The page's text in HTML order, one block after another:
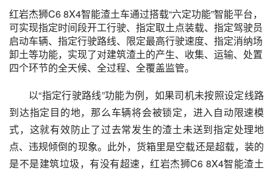
红岩杰狮C6 8X4智能渣土车通过搭载“六定功能”智能平台，
可实现指定时间段开工行驶、指定取土点装载、指定驾驶员
启动车辆、指定行驶路线、限定最高行驶速度、指定消纳场
卸土等功能，实现了对建筑渣土的产生、收集、运输、处置
四个环节的全天候、全过程、全覆盖监管。
以“指定行驶路线”功能为例，如果司机未按照设定线路
到达指定目的地，那么车辆将会被锁定，进入自动限速模
式，这就有效防止了过去常发生的渣土未送到指定处理地
点、违规倾倒的现象。此外，货箱里是空载还是超载，装的
是不是建筑垃圾，有没有超速，红岩杰狮C6 8X4智能渣土